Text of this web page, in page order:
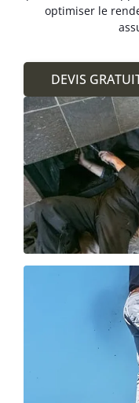
optimiser le
DEVIS